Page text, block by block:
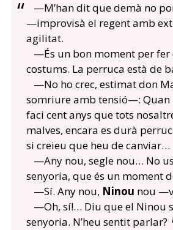
—M’han dit que demà no
—improvisà el regent amb
agilitat.
—És un bon moment per fer
costums. La perruca està de
—No ho crec, estimat don
somriure amb tensió—: Quan
faci cent anys que tots
malves, encara es durà
si creieu que heu de canviar…
—Any nou, segle nou… No
senyoria, que és un moment
—Sí. Any nou, Ninou nou
—Oh, sí!… Diu que el Ninou
senyoria. N’heu sentit parlar?